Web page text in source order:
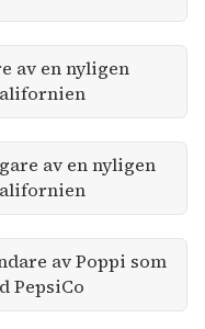
av en nyligen
av en nyligen
av Poppi som
PepsiCo